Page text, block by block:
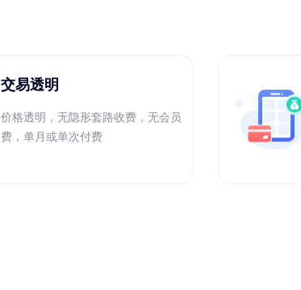
交易透明
价格透明，无隐形套路收费，无会员
费，单月或单次付费